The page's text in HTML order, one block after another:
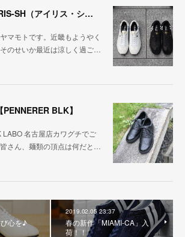
大人の品格漂う『IRIS-SH（アイリス・シープ）』
マモトです。近畿もようやく
のせいか最近は涼しく過ご…
BLK】
LABO 名古屋店カワグチでご
さん、麺類の頂点は何だと…
心を♪
2019.02.05 23:37
春の新作「MIAMI-CA」入
荷！！